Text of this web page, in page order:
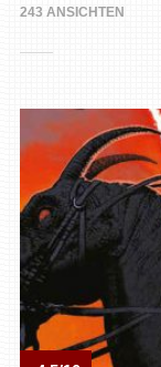
243 ANSICHTEN